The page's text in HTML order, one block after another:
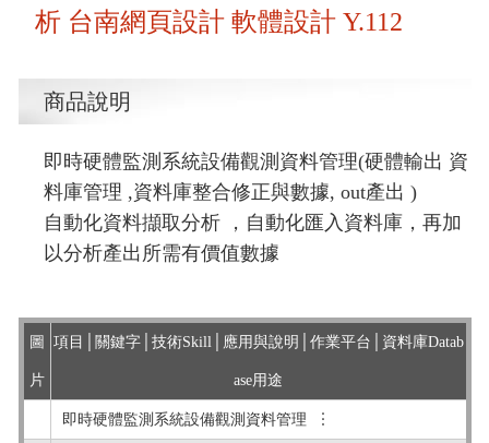
析 台南網頁設計 軟體設計 Y.112
商品說明
即時硬體監測系統設備觀測資料管理(硬體輸出 資
料庫管理 ,資料庫整合修正與數據, out產出 )
自動化資料擷取分析 ，自動化匯入資料庫，再加
以分析產出所需有價值數據
圖
片
項目│關鍵字│技術Skill│應用與說明│作業平台│資料庫Datab
ase用途
即時硬體監測系統設備觀測資料管理 ︙